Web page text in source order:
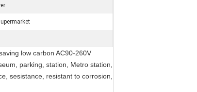
low carbon AC90-260V
parking, station, Metro station,
sesistance, resistant to corrosion,